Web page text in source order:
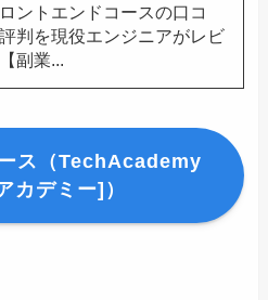
ントエンドコースの口コ
判を現役エンジニアがレビ
副業...
ス（TechAcademy
カデミー]）